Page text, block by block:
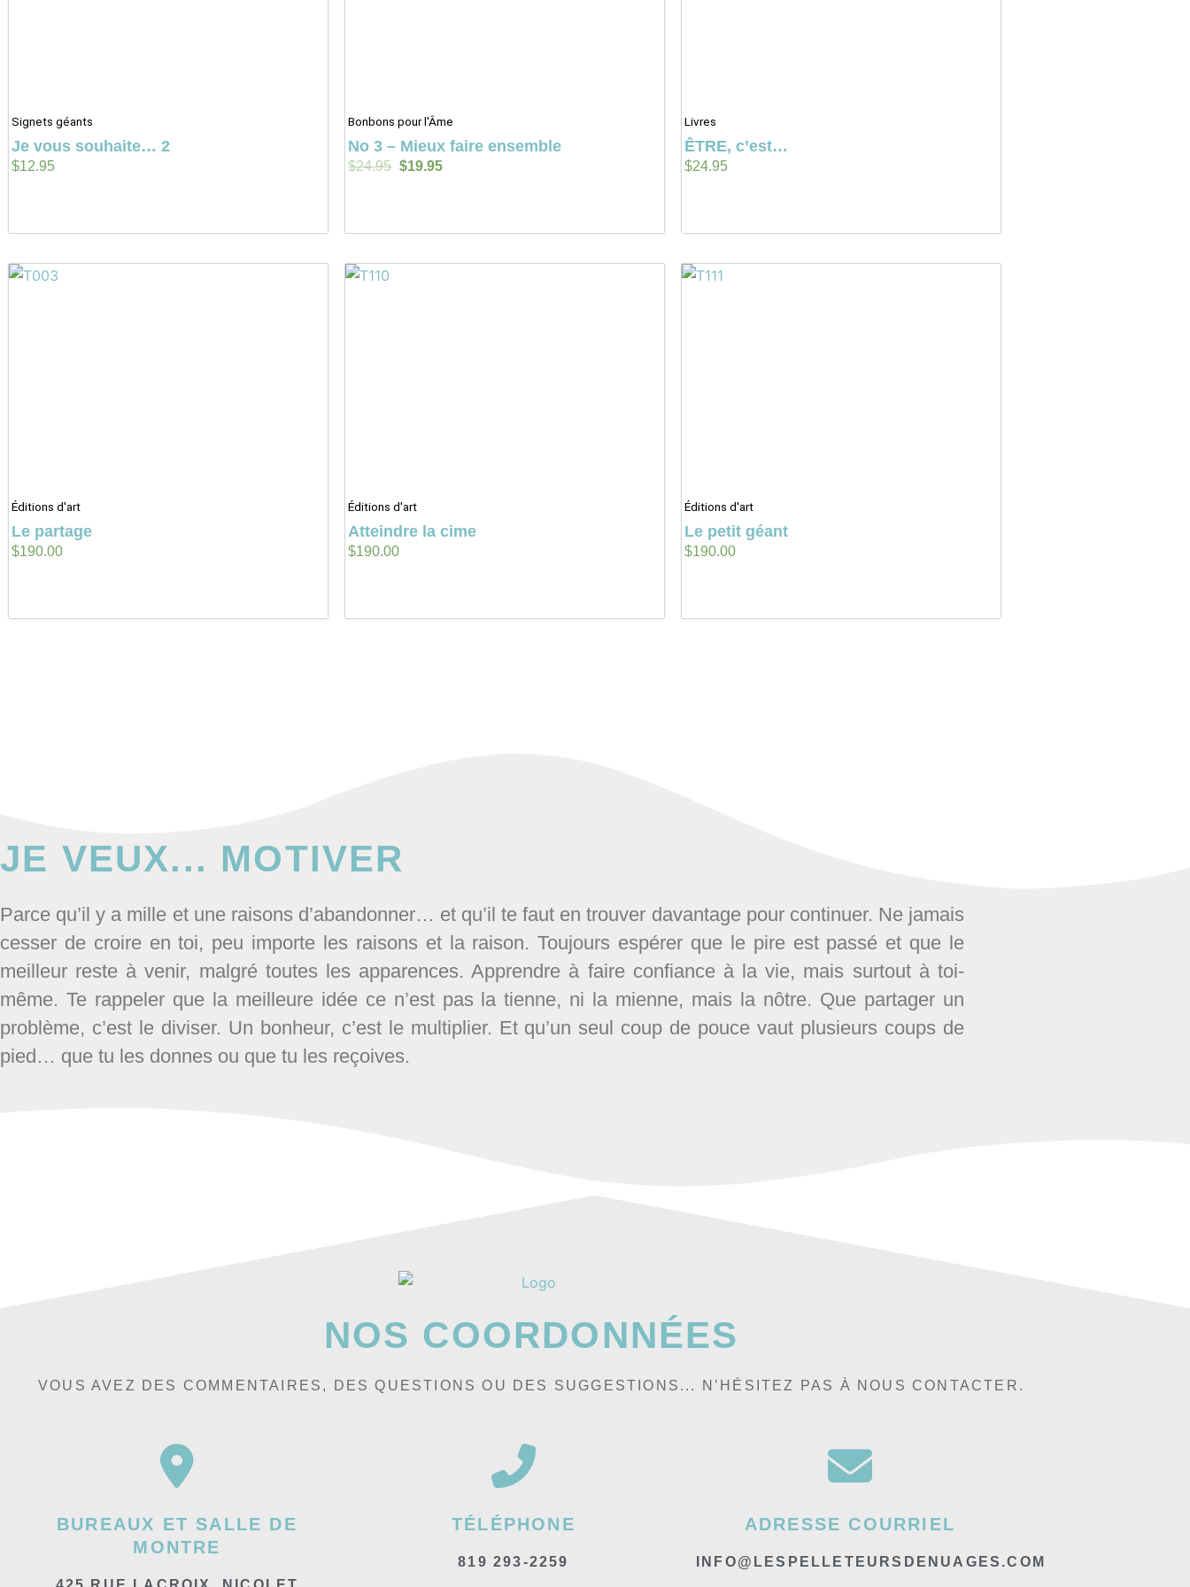
Signets géants
Je vous souhaite… 2
$12.95
Bonbons pour l'Âme
No 3 – Mieux faire ensemble
$24.95 $19.95
Livres
ÊTRE, c’est…
$24.95
Éditions d'art
Le partage
$190.00
Éditions d'art
Atteindre la cime
$190.00
Éditions d'art
Le petit géant
$190.00
JE VEUX... MOTIVER
Parce qu’il y a mille et une raisons d’abandonner… et qu’il te faut en trouver davantage pour continuer. Ne jamais
cesser de croire en toi, peu importe les raisons et la raison. Toujours espérer que le pire est passé et que le
meilleur reste à venir, malgré toutes les apparences. Apprendre à faire confiance à la vie, mais surtout à toi-
même. Te rappeler que la meilleure idée ce n’est pas la tienne, ni la mienne, mais la nôtre. Que partager un
problème, c’est le diviser. Un bonheur, c’est le multiplier. Et qu’un seul coup de pouce vaut plusieurs coups de
pied… que tu les donnes ou que tu les reçoives.
NOS COORDONNÉES
VOUS AVEZ DES COMMENTAIRES, DES QUESTIONS OU DES SUGGESTIONS... N’HÉSITEZ PAS À NOUS CONTACTER.
BUREAUX ET SALLE DE
MONTRE
TÉLÉPHONE
819 293-2259
ADRESSE COURRIEL
INFO@LESPELLETEURSDENUAGES.COM